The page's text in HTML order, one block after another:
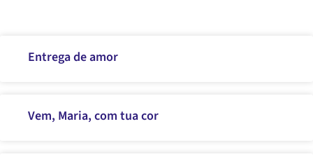
Entrega de amor
Vem, Maria, com tua cor